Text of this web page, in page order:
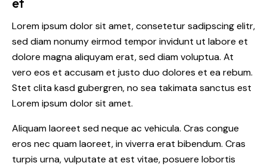
Lorem ipsum dolor sit amet, consetetur sadipscing elitr,
sed diam nonumy eirmod tempor invidunt ut labore et
dolore magna aliquyam erat, sed diam voluptua. At
vero eos et accusam et justo duo dolores et ea rebum.
Stet clita kasd gubergren, no sea takimata sanctus est
Lorem ipsum dolor sit amet.
Aliquam laoreet sed neque ac vehicula. Cras congue
eros nec quam laoreet, in viverra erat bibendum. Cras
turpis urna, vulputate at est vitae, posuere lobortis